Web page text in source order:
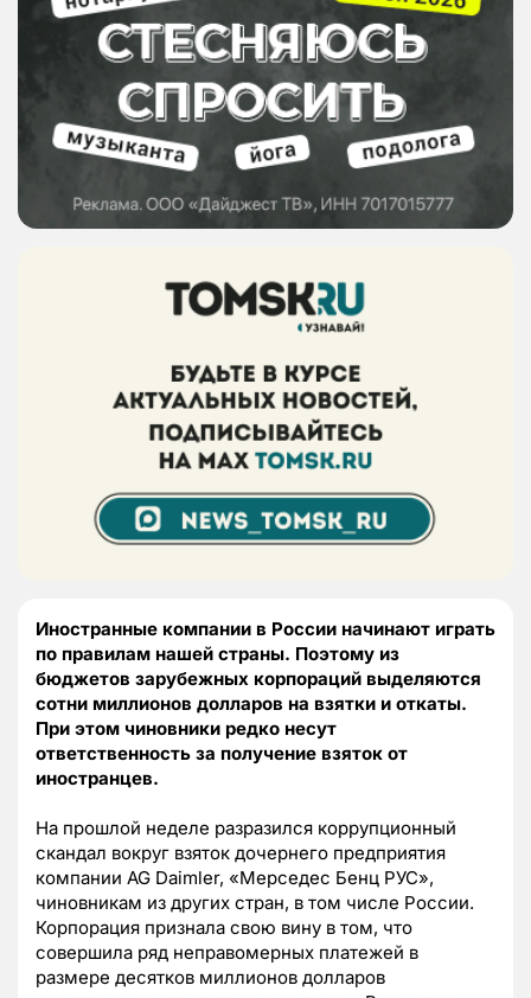
Иностранные компании в России начинают играть
по правилам нашей страны. Поэтому из
бюджетов зарубежных корпораций выделяются
сотни миллионов долларов на взятки и откаты.
При этом чиновники редко несут
ответственность за получение взяток от
иностранцев.
На прошлой неделе разразился коррупционный
скандал вокруг взяток дочернего предприятия
компании AG Daimler, «Мерседес Бенц РУС»,
чиновникам из других стран, в том числе России.
Корпорация признала свою вину в том, что
совершила ряд неправомерных платежей в
размере десятков миллионов долларов